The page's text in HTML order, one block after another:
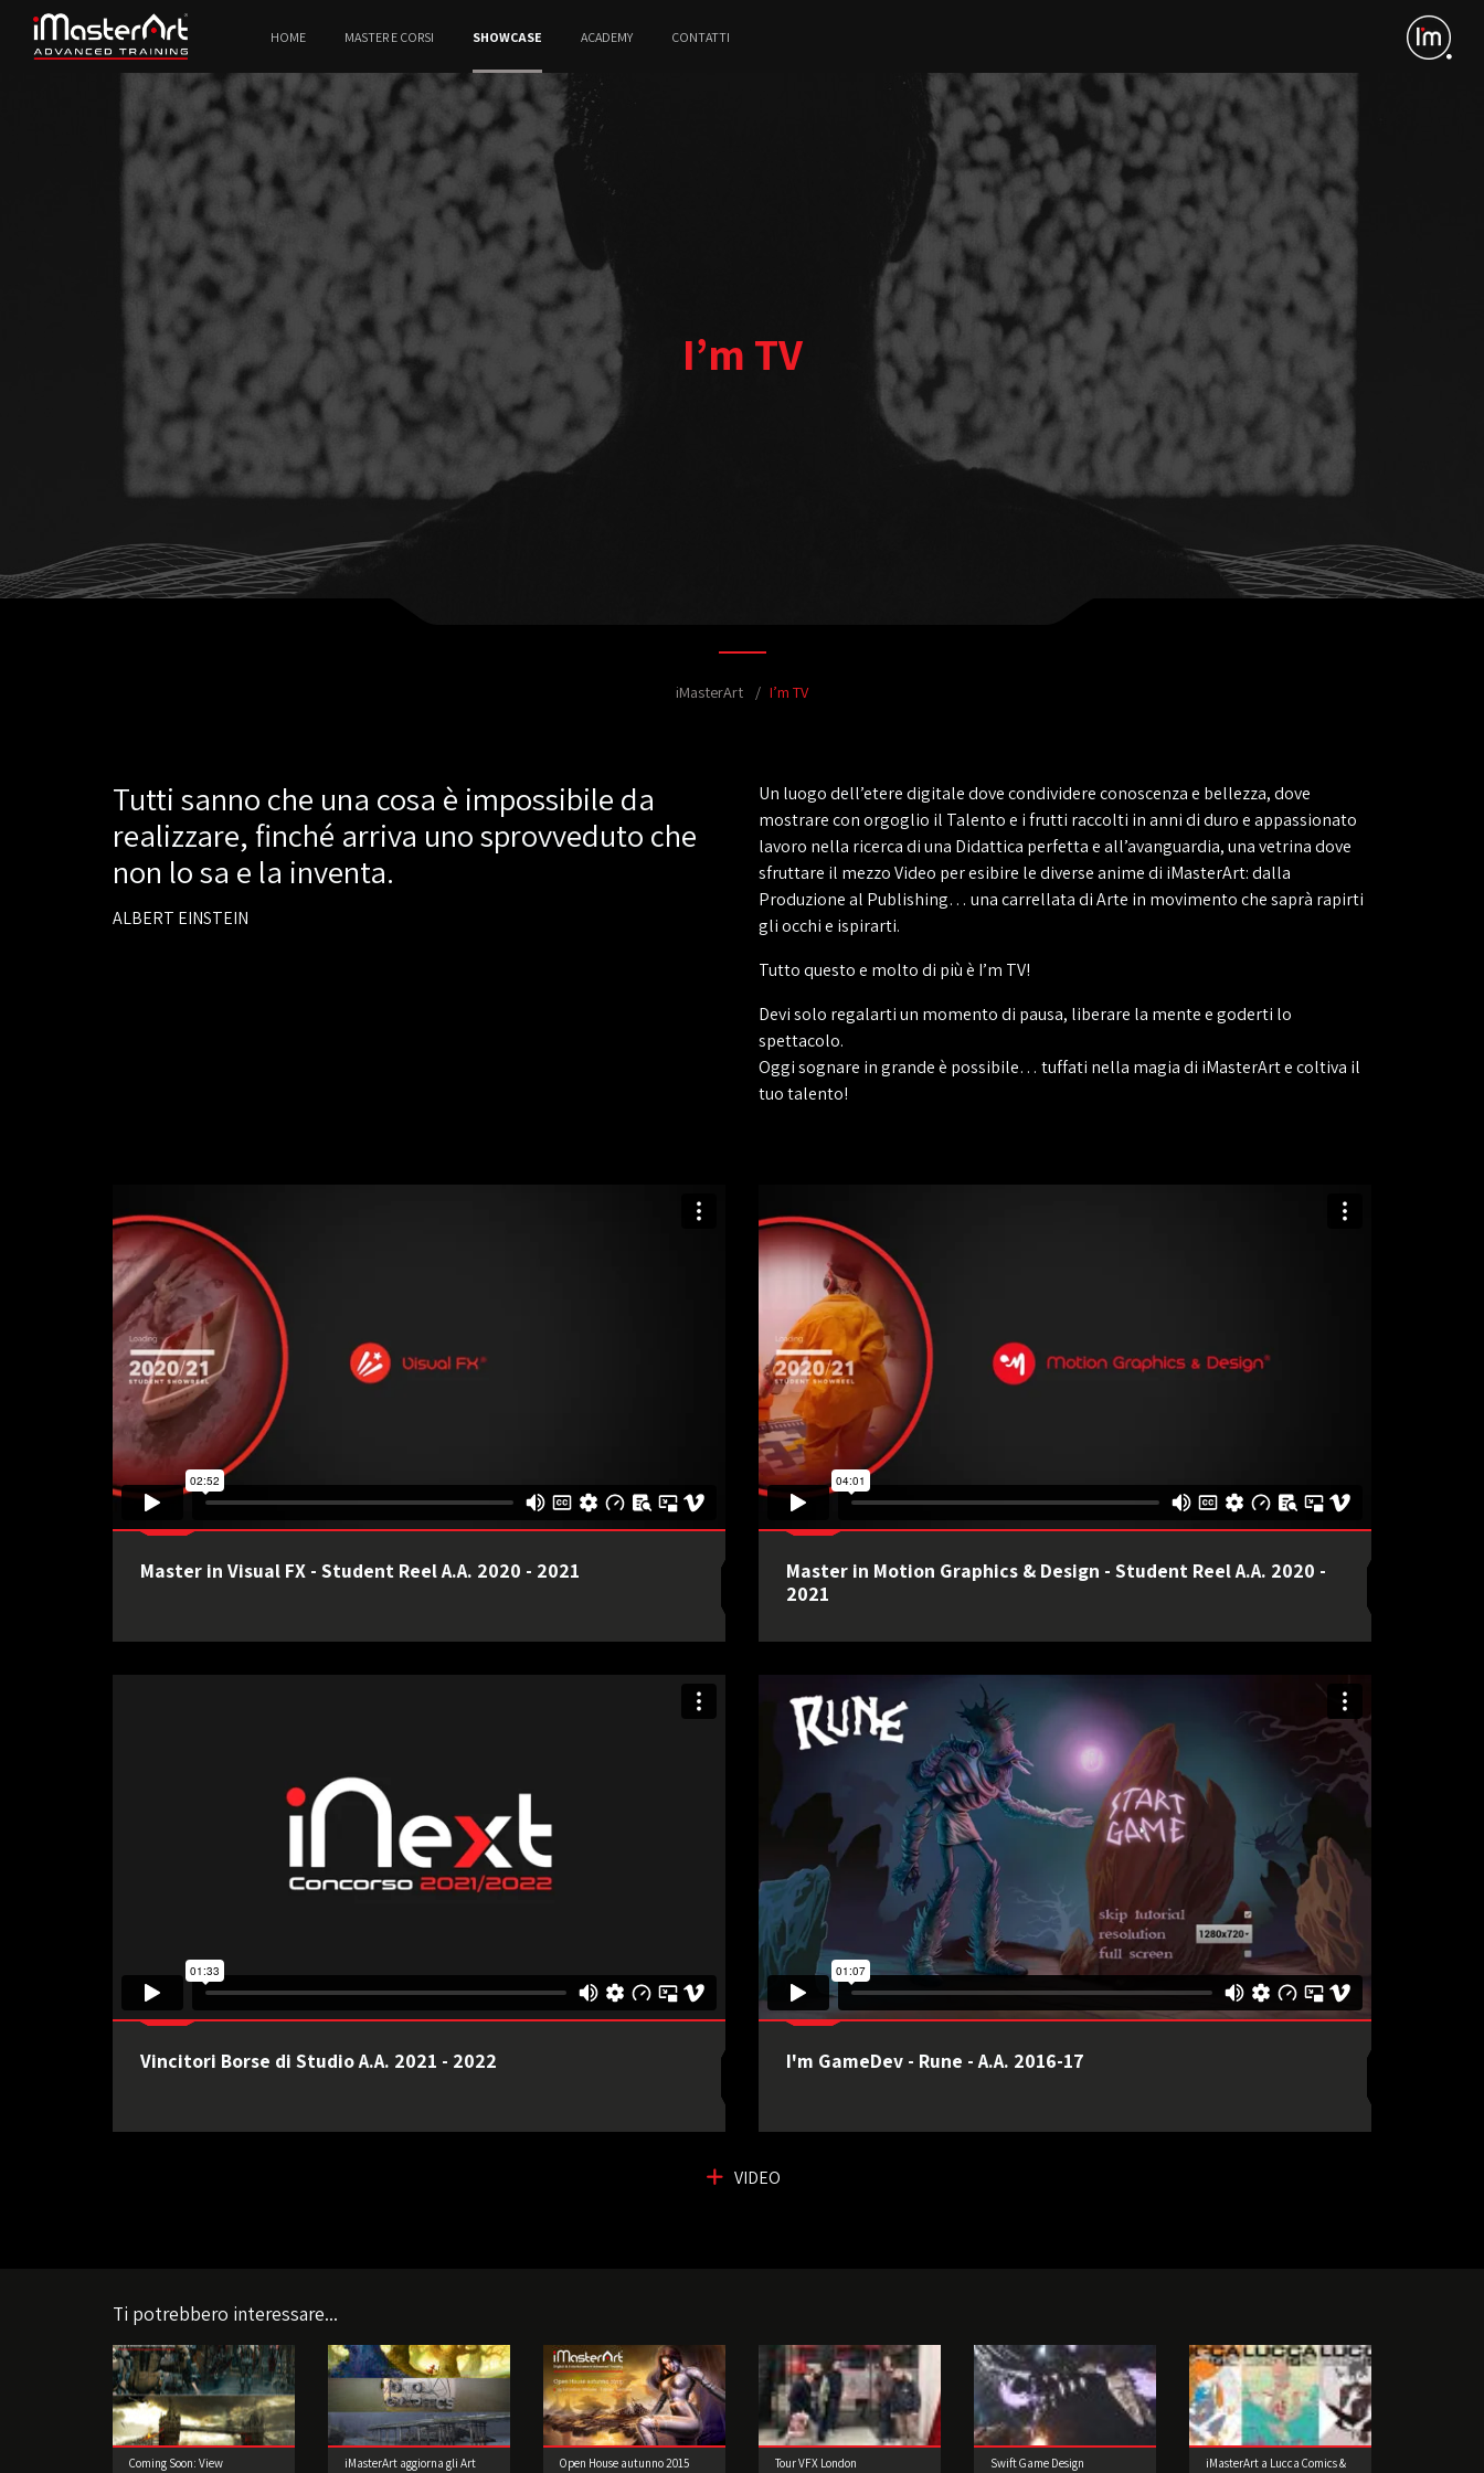
HOME MASTER E CORSI SHOWCASE ACADEMY CONTATTI
I’m TV
iMasterArt I’m TV
Tutti sanno che una cosa è impossibile da
realizzare, finché arriva uno sprovveduto che
non lo sa e la inventa.
ALBERT EINSTEIN
Un luogo dell’etere digitale dove condividere conoscenza e bellezza, dove
mostrare con orgoglio il Talento e i frutti raccolti in anni di duro e appassionato
lavoro nella ricerca di una Didattica perfetta e all’avanguardia, una vetrina dove
sfruttare il mezzo Video per esibire le diverse anime di iMasterArt: dalla
Produzione al Publishing… una carrellata di Arte in movimento che saprà rapirti
gli occhi e ispirarti.
Tutto questo e molto di più è I’m TV!
Devi solo regalarti un momento di pausa, liberare la mente e goderti lo
spettacolo.
Oggi sognare in grande è possibile… tuffati nella magia di iMasterArt e coltiva il
tuo talento!
Master in Visual FX - Student Reel A.A. 2020 - 2021
Master in Motion Graphics & Design - Student Reel A.A. 2020 -
2021
Vincitori Borse di Studio A.A. 2021 - 2022 I'm GameDev - Rune - A.A. 2016-17
VIDEO
Ti potrebbero interessare...
Coming Soon: View
iMasterArt aggiorna gli Art
Open House autunno 2015 Tour VFX London
Swift Game Design
iMasterArt a Lucca Comics &